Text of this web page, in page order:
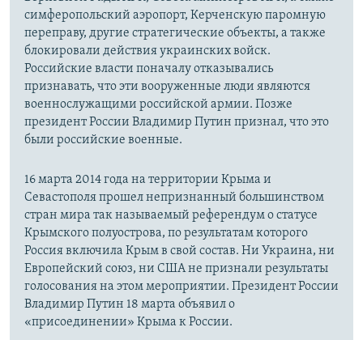
симферопольский аэропорт, Керченскую паромную
переправу, другие стратегические объекты, а также
блокировали действия украинских войск.
Российские власти поначалу отказывались
признавать, что эти вооруженные люди являются
военнослужащими российской армии. Позже
президент России Владимир Путин признал, что это
были российские военные.
16 марта 2014 года на территории Крыма и
Севастополя прошел непризнанный большинством
стран мира так называемый референдум о статусе
Крымского полуострова, по результатам которого
Россия включила Крым в свой состав. Ни Украина, ни
Европейский союз, ни США не признали результаты
голосования на этом мероприятии. Президент России
Владимир Путин 18 марта объявил о
«присоединении» Крыма к России.